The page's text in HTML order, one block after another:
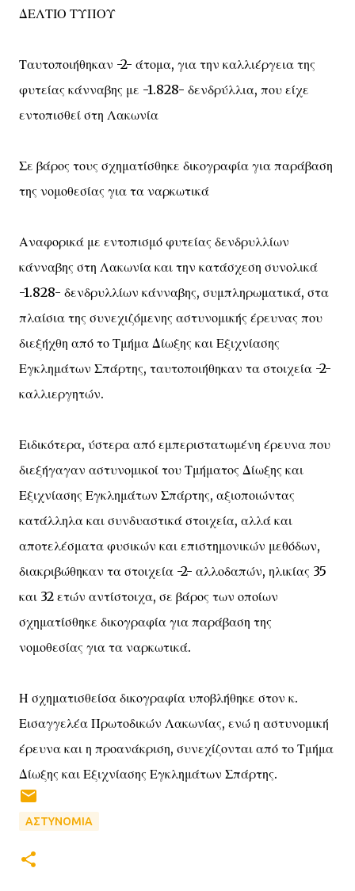
ΔΕΛΤΙΟ ΤΥΠΟΥ
Ταυτοποιήθηκαν -2- άτομα, για την καλλιέργεια της
φυτείας κάνναβης με -1.828- δενδρύλλια, που είχε
εντοπισθεί στη Λακωνία
Σε βάρος τους σχηματίσθηκε δικογραφία για παράβαση
της νομοθεσίας για τα ναρκωτικά
Αναφορικά με εντοπισμό φυτείας δενδρυλλίων
κάνναβης στη Λακωνία και την κατάσχεση συνολικά
-1.828- δενδρυλλίων κάνναβης, συμπληρωματικά, στα
πλαίσια της συνεχιζόμενης αστυνομικής έρευνας που
διεξήχθη από το Τμήμα Δίωξης και Εξιχνίασης
Εγκλημάτων Σπάρτης, ταυτοποιήθηκαν τα στοιχεία -2-
καλλιεργητών.
Ειδικότερα, ύστερα από εμπεριστατωμένη έρευνα που
διεξήγαγαν αστυνομικοί του Τμήματος Δίωξης και
Εξιχνίασης Εγκλημάτων Σπάρτης, αξιοποιώντας
κατάλληλα και συνδυαστικά στοιχεία, αλλά και
αποτελέσματα φυσικών και επιστημονικών μεθόδων,
διακριβώθηκαν τα στοιχεία -2- αλλοδαπών, ηλικίας 35
και 32 ετών αντίστοιχα, σε βάρος των οποίων
σχηματίσθηκε δικογραφία για παράβαση της
νομοθεσίας για τα ναρκωτικά.
Η σχηματισθείσα δικογραφία υποβλήθηκε στον κ.
Εισαγγελέα Πρωτοδικών Λακωνίας, ενώ η αστυνομική
έρευνα και η προανάκριση, συνεχίζονται από το Τμήμα
Δίωξης και Εξιχνίασης Εγκλημάτων Σπάρτης.
ΑΣΤΥΝΟΜΙΑ